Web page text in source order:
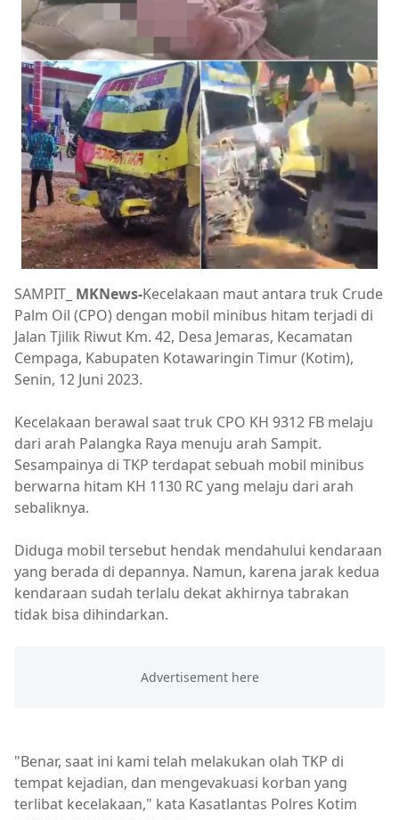
SAMPIT_ MKNews-Kecelakaan maut antara truk Crude
Palm Oil (CPO) dengan mobil minibus hitam terjadi di
Jalan Tjilik Riwut Km. 42, Desa Jemaras, Kecamatan
Cempaga, Kabupaten Kotawaringin Timur (Kotim),
Senin, 12 Juni 2023.
Kecelakaan berawal saat truk CPO KH 9312 FB melaju
dari arah Palangka Raya menuju arah Sampit.
Sesampainya di TKP terdapat sebuah mobil minibus
berwarna hitam KH 1130 RC yang melaju dari arah
sebaliknya.
Diduga mobil tersebut hendak mendahului kendaraan
yang berada di depannya. Namun, karena jarak kedua
kendaraan sudah terlalu dekat akhirnya tabrakan
tidak bisa dihindarkan.
"Benar, saat ini kami telah melakukan olah TKP di
tempat kejadian, dan mengevakuasi korban yang
terlibat kecelakaan," kata Kasatlantas Polres Kotim